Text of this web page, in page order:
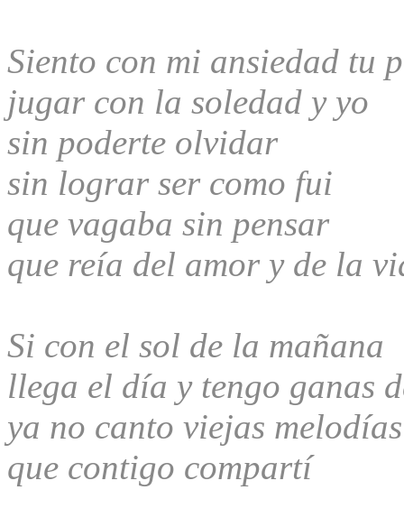
Siento con mi ansiedad tu
jugar con la soledad y yo
sin poderte olvidar
sin lograr ser como fui
que vagaba sin pensar
que reía del amor y de la
Si con el sol de la mañana
llega el día y tengo ganas
ya no canto viejas melodías
que contigo compartí